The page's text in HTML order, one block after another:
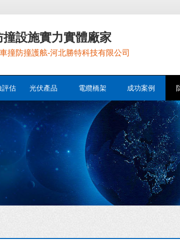
設施實力實體廠家
撞防撞護舷-河北勝特科技有限公司
評估 光伏產品 電纜橋架 成功案例